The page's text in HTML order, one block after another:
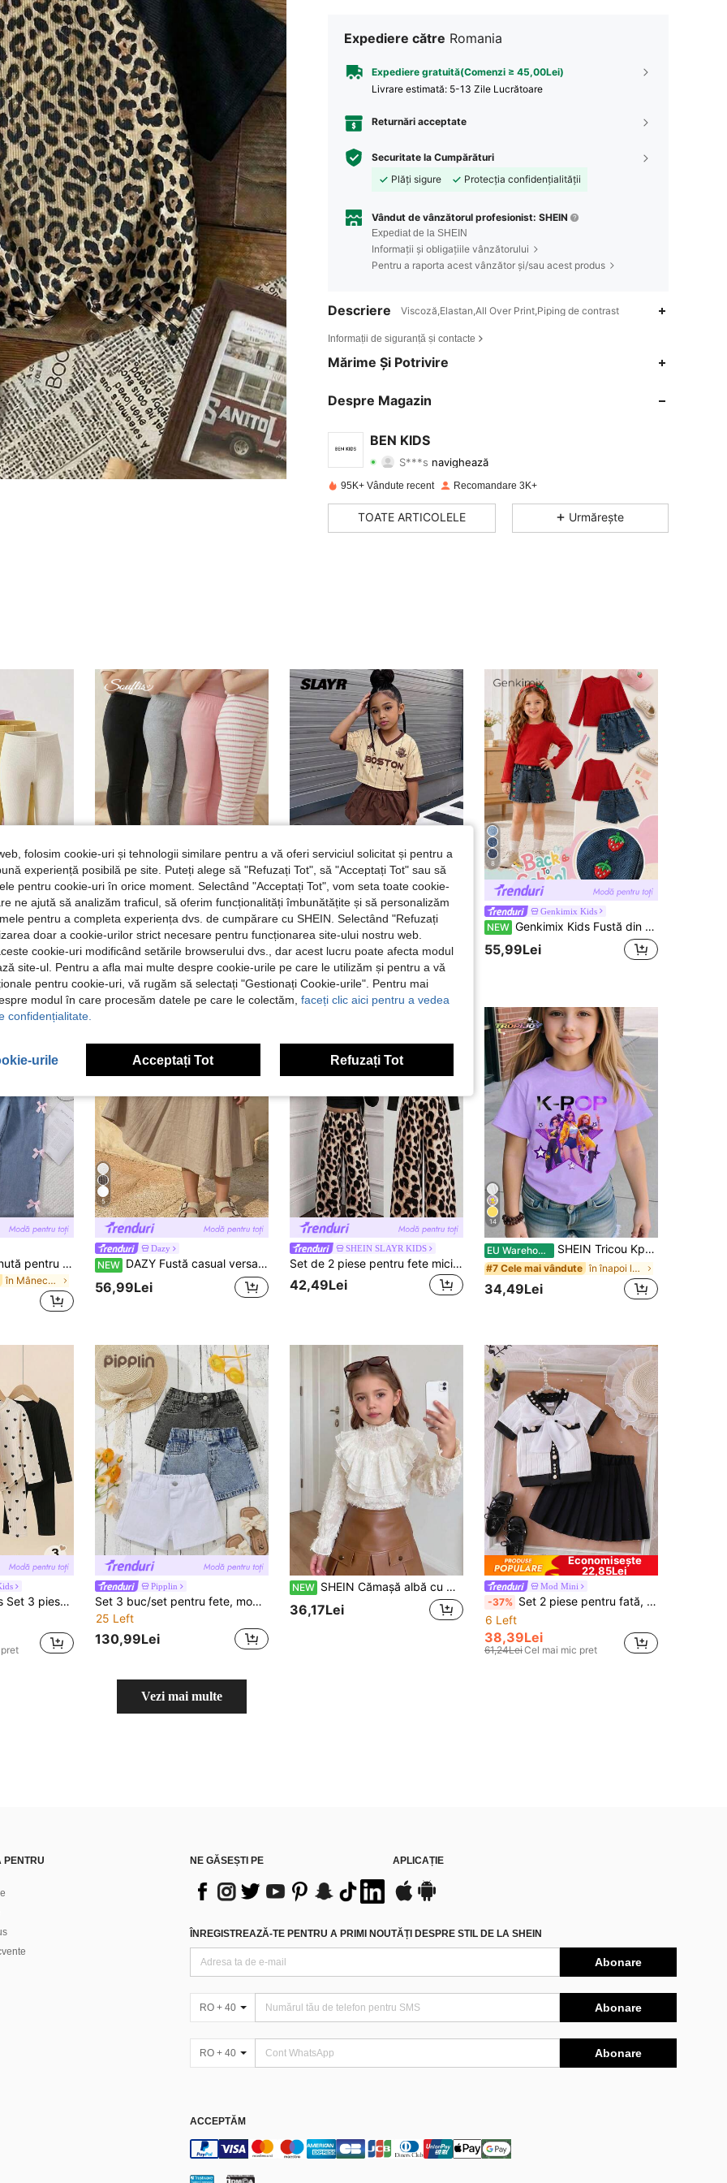
Expediere către Romania
Expediere gratuită(Comenzi ≥ 45,00Lei)
Livrare estimată: 5-13 Zile Lucrătoare
Returnări acceptate
Securitate la Cumpărături
Plăți sigure
Protecția confidențialității
Vândut de vânzătorul profesionist: SHEIN
Expediat de la SHEIN
Informații și obligațiile vânzătorului
Pentru a raporta acest vânzător și/sau acest produs
Descriere Viscoză,Elastan,All Over Print,Piping de contrast
Informații de siguranță și contacte
Mărime Și Potrivire
Despre Magazin
BEN KIDS
S***s
4,70 Evaluare 187articole
4,70 187 4.8K
4,70 187 4.8K
95K+ Vândute recent Recomandare 3K+
TOATE ARTICOLELE Urmărește
cu imprimeu pisică și fundă, versatili, moi, confortabili, din tricot ribat, cu tiv ribat, set multi-piese
Souflis
NEW Souflis Souflis Colanți elastici pentru fete, din 4 piese, cu imprimeu floral dulce și modele cu dungi, în culori versatile, roz, gri și negru. Acești pantaloni moi tricotați cu nervuri, pentru prieteni jucăuși, includ detalii elegante cu salată verde, confecționați dintr-un material moale pentru ținute casual de toate anotimpurile și articole esențiale de bază pentru suprapunere în straturi pentru copiii activi.
78,29Lei
SHEIN SLAYR KIDS
44,99Lei
8
Genkimix Kids
NEW Genkimix Kids Fustă din denim casual și drăguță pentru fete, cu broderie cu căpșuni
55,99Lei
SHEIN Sparklyn Ținută pentru fete din 2 piese, cămașă roz și albă cu dungi verticale, cu nasturi și mânecă lungă, asortată cu pantaloni bleumarin din denim sintetic cu decor cu fundă, confortabilă, la modă și versatilă, potrivită pentru purtare casual zilnică pentru copii
în Mânecă lungă Tricouri coordonate pentru fete ti
5
Dazy
NEW DAZY Fustă casual versatilă pentru uz zilnic, plisată, culoare uni, pentru fete tinere
56,99Lei
SHEIN SLAYR KIDS
Set de 2 piese pentru fete mici, modă casual, toamnă/iarnă, tricou negru cu mânecă lungă și volane + pantaloni cu imprimeu leopard
42,49Lei
14
EU Warehouse SHEIN Tricou Kpop Girl cu imprimeu grafic, guler rotund, mânecă scurtă, casual, versatil
#7 Cele mai vândute în înapoi la școală Topuri pentru fete tinere
34,49Lei
imprimeu all-over cu fundițe, model cu fundițe, roșu trandafir, culoare uni, set casual fashion
Pipplin
Set 3 buc/set pentru fete, modă nouă, casual, moale, boho, bumbac spălat cu piatră, alb, negru, albastru, pantaloni scurți din denim lejer, primăvară/vară, pentru ținute zilnice de primăvară/vară, streetwear, plajă, vacanță, haine casual, blugi grafici, seturi trei piese, seturi trei piese pentru copii de 2 ani, seturi trei piese de vară, seturi casual trei piese
25 Left
130,99Lei
NEW SHEIN Cămașă albă cu mânecă lungă și guler Peter Pan, stil preppy, drăguț, casual și versatil, cu volane, pentru fete, pentru școală, toamnă-iarnă
36,17Lei
Economisește
22,85Lei
Mod Mini
-37% Set 2 piese pentru fată, stil școlar elegant, top cu mânecă scurtă și fundă plisată, cu fundă 3D și contrast de culori, pentru vară
6 Left
38,39Lei
61,24LeiCel mai mic pret
Vezi mai multe
PENTRU
NE GĂSEȘTI PE APLICAȚIE
ÎNREGISTREAZĂ-TE PENTRU A PRIMI NOUTĂȚI DESPRE STIL DE LA SHEIN
Abonare
RO + 40 Abonare
RO + 40 Abonare
ACCEPTĂM
folosim cookie-uri și tehnologii similare pentru a vă oferi serviciul solicitat și pentru a
experiență posibilă pe site. Puteți alege să "Refuzați Tot", să "Acceptați Tot" sau să
pentru cookie-uri în orice moment. Selectând "Acceptați Tot", vom seta toate cookie-
ne ajută să analizăm traficul, să oferim funcționalități îmbunătățite și să personalizăm
pentru a completa experiența dvs. de cumpărare cu SHEIN. Selectând "Refuzați
doar a cookie-urilor strict necesare pentru funcționarea site-ului nostru web.
cookie-uri modificând setările browserului dvs., dar acest lucru poate afecta modul
site-ul. Pentru a afla mai multe despre cookie-urile pe care le utilizăm și pentru a vă
pentru cookie-uri, vă rugăm să selectați "Gestionați Cookie-urile". Pentru mai
modul în care procesăm datele pe care le colectăm, faceți clic aici pentru a vedea
confidențialitate.
urile Acceptați Tot Refuzați Tot